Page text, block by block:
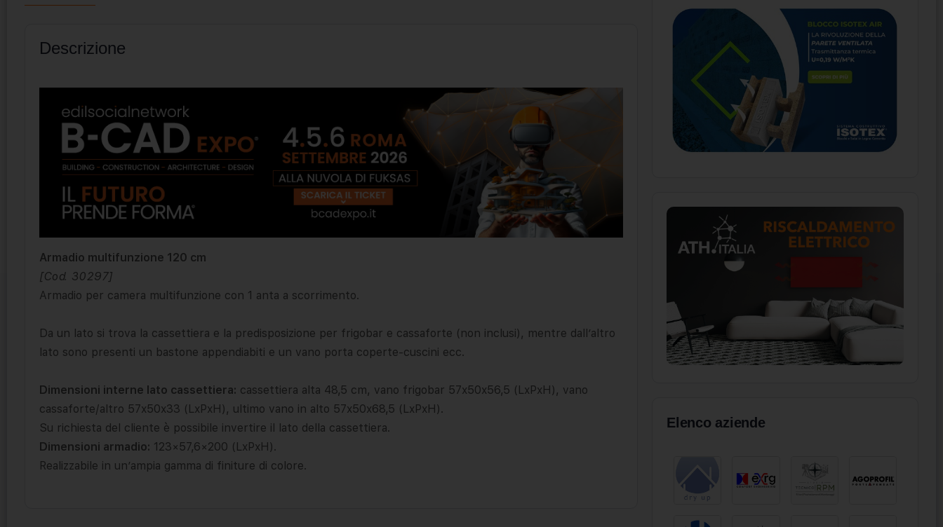
Descrizione
Armadio multifunzione 120 cm
[Cod. 30297]
Armadio per camera multifunzione con 1 anta a scorrimento.
Da un lato si trova la cassettiera e la predisposizione per frigobar e cassaforte (non inclusi), mentre dall’altro
lato sono presenti un bastone appendiabiti e un vano porta coperte-cuscini ecc.
Dimensioni interne lato cassettiera: cassettiera alta 48,5 cm, vano frigobar 57x50x56,5 (LxPxH), vano
cassaforte/altro 57x50x33 (LxPxH), ultimo vano in alto 57x50x68,5 (LxPxH).
Su richiesta del cliente è possibile invertire il lato della cassettiera.
Dimensioni armadio: 123×57,6×200 (LxPxH).
Realizzabile in un’ampia gamma di finiture di colore.
Elenco aziende